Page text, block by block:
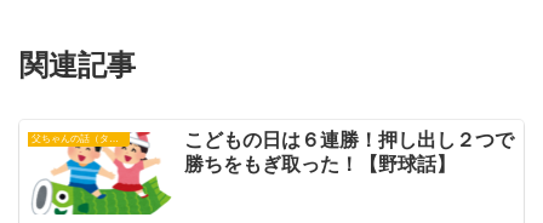
関連記事
父ちゃんの話（タイガース）
こどもの日は６連勝！押し出し２つで
勝ちをもぎ取った！【野球話】